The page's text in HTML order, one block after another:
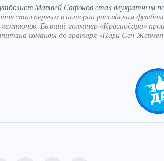
Матвей Сафонов стал двукратным
стал первым в истории российским
чемпионов. Бывший голкипер «Краснодара»
команды до вратаря «Пари Сен-